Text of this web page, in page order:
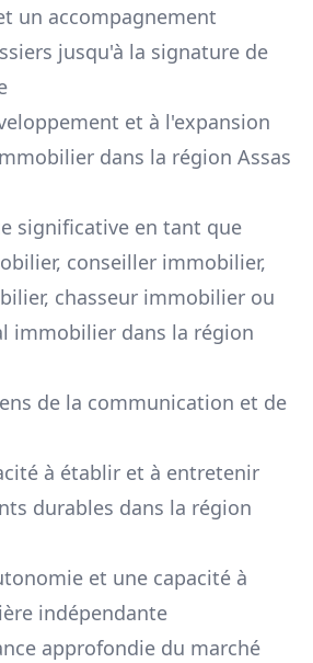
un accompagnement
jusqu'à la signature de
et à l'expansion
dans la région Assas
significative en tant que
conseiller immobilier,
chasseur immobilier ou
immobilier dans la région
de la communication et de
à établir et à entretenir
durables dans la région
et une capacité à
indépendante
approfondie du marché